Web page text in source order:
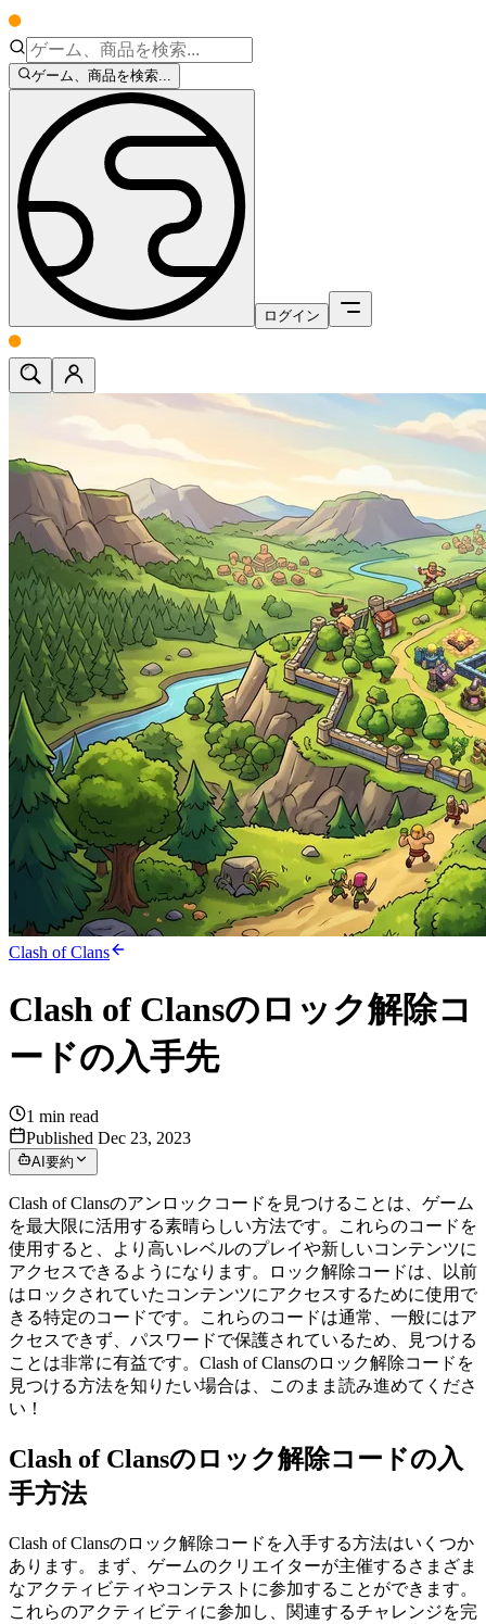
ゲーム、商品を検索...
ログイン
Clash of Clans
Clash of Clansのロック解除コ
ードの入手先
1 min read
Published Dec 23, 2023
AI要約
Clash of Clansのアンロックコードを見つけることは、ゲーム
を最大限に活用する素晴らしい方法です。これらのコードを
使用すると、より高いレベルのプレイや新しいコンテンツに
アクセスできるようになります。ロック解除コードは、以前
はロックされていたコンテンツにアクセスするために使用で
きる特定のコードです。これらのコードは通常、一般にはア
クセスできず、パスワードで保護されているため、見つける
ことは非常に有益です。Clash of Clansのロック解除コードを
見つける方法を知りたい場合は、このまま読み進めてくださ
い！
Clash of Clansのロック解除コードの入
手方法
Clash of Clansのロック解除コードを入手する方法はいくつか
あります。まず、ゲームのクリエイターが主催するさまざま
なアクティビティやコンテストに参加することができます。
これらのアクティビティに参加し、関連するチャレンジを完